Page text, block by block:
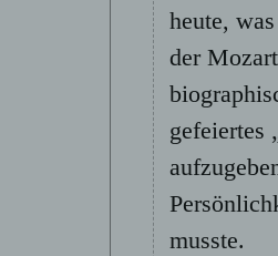
heute,
der
gefeiertes
musste.